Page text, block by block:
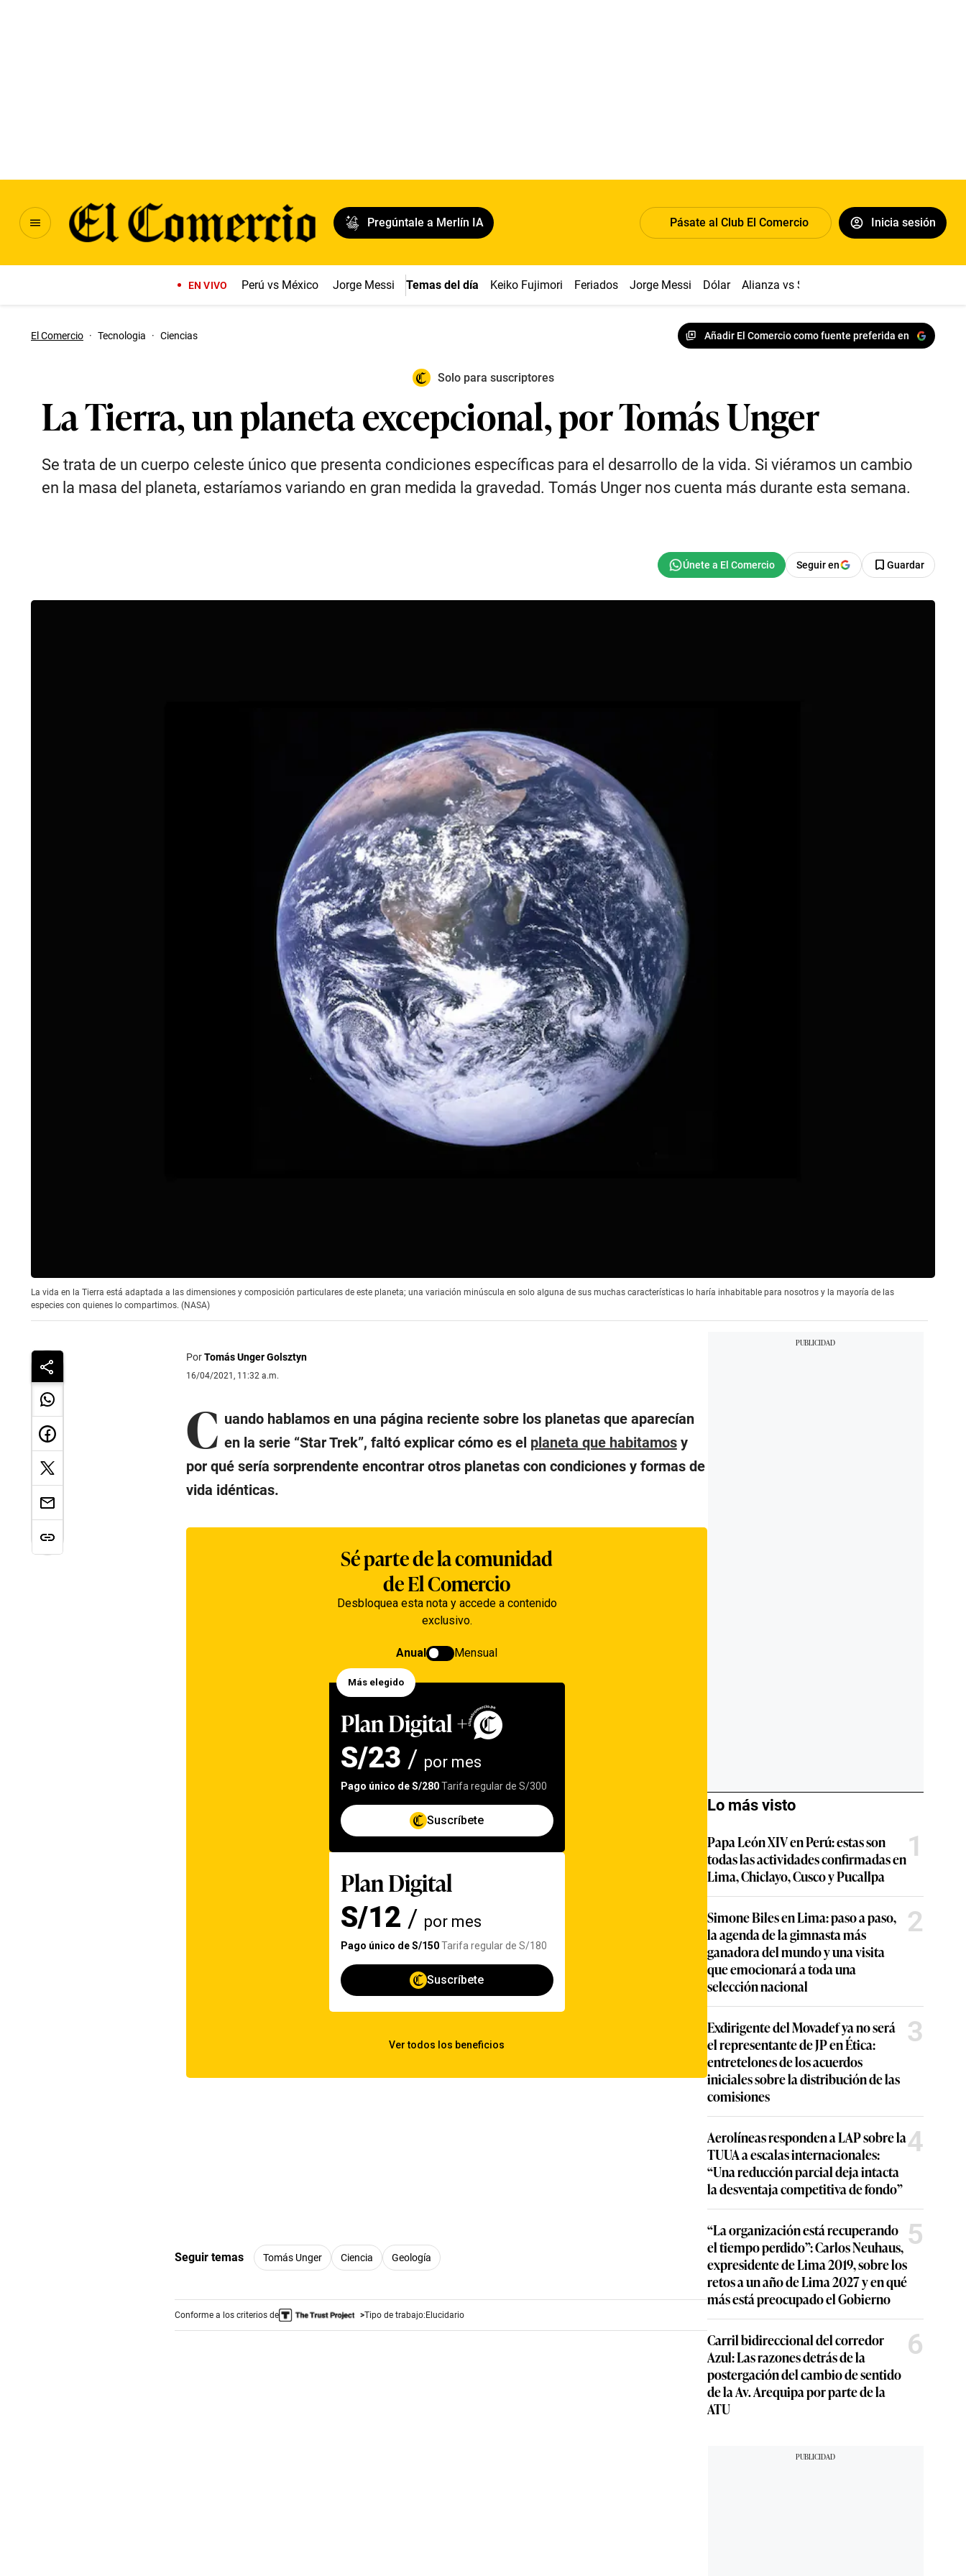
Pregúntale a Merlín IA Pásate al Club El Comercio Inicia sesión
EN VIVO Perú vs México Jorge Messi Temas del día Keiko Fujimori Feriados Jorge Messi Dólar Alianza vs Sport Boys
El Comercio · Tecnologia · Ciencias Añadir El Comercio como fuente preferida en
Solo para suscriptores
La Tierra, un planeta excepcional, por Tomás Unger
Se trata de un cuerpo celeste único que presenta condiciones específicas para el desarrollo de la vida. Si viéramos un cambio
en la masa del planeta, estaríamos variando en gran medida la gravedad. Tomás Unger nos cuenta más durante esta semana.
Seguir en Guardar
La vida en la Tierra está adaptada a las dimensiones y composición particulares de este planeta; una variación minúscula en solo alguna de sus muchas características lo haría inhabitable para nosotros y la mayoría de las
especies con quienes lo compartimos. (NASA)
PorTomás Unger Golsztyn
16/04/2021, 11:32 a.m.
C uando hablamos en una página reciente sobre los planetas que aparecían
en la serie “Star Trek”, faltó explicar cómo es el planeta que habitamosy
por qué sería sorprendente encontrar otros planetas con condiciones y formas de
vida idénticas.
Seguir temas Tomás Unger Ciencia Geología
Conforme a los criterios de Tipo de trabajo: Elucidario
Lo más visto
Papa León XIV en Perú: estas son
todas las actividades confirmadas en
Lima, Chiclayo, Cusco y Pucallpa
1
Simone Biles en Lima: paso a paso,
la agenda de la gimnasta más
ganadora del mundo y una visita
que emocionará a toda una
selección nacional
2
Exdirigente del Movadef ya no será
el representante de JP en Ética:
entretelones de los acuerdos
iniciales sobre la distribución de las
comisiones
3
Aerolíneas responden a LAP sobre la
TUUA a escalas internacionales:
“Una reducción parcial deja intacta
la desventaja competitiva de fondo”
4
“La organización está recuperando
el tiempo perdido”: Carlos Neuhaus,
expresidente de Lima 2019, sobre los
retos a un año de Lima 2027 y en qué
más está preocupado el Gobierno
5
Carril bidireccional del corredor
Azul: Las razones detrás de la
postergación del cambio de sentido
de la Av. Arequipa por parte de la
ATU
6